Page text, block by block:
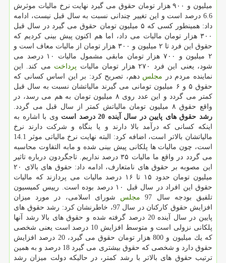
میلیون و ۹۰۰ هزار تومان حقوق می گیرد نهایت نرخ مالیات موثرش
6.6 درصد است و این تغییر چندانی نسبت به سال قبل نیست، ادامه
داد: همینطور كسی كه ۵ میلیون تومان حقوق می گیرد در سال قبل
۳۰۰ هزار تومان مالیات می داد، اما هم اكنون پیش بینی كردیم كه
حقوق این فرد تا ۲ میلیون و ۳۰۰ هزار تومان از مالیات معاف است و
۲ میلیون و ۷۰۰ هزار تومان مابقی مشمول مالیات ۱۰ درصد می
شود، یعنی این فرد ۲۷۰ هزار تومان مالیات
پرداخت می كند. این
نماینده مردم در مجلس دهم، تصریح كرد: بر این اساس كسانی كه
حقوق ۵ و ۶ میلیون تومانی می گیرند مالیاتشان نسبت به سال قبل
كمتر می گردد و این عدد روی ۸ میلیون تومان به هم می رسد، در
واقع حقوق ۸ میلیون تومان مالیاتش كمتر از سال قبل می گردد.
رشد حقوق های پایین در سال آینده 20 درصد است
وی با اشاره به
اینكه كسانی كه درآمد بالا دارند و یا بنگاه و شركت دارند نرخ
مالیاتشان بالاتر است، اضافه كرد: البته نهایت نرخ مالیاتی موثر 14.1
است، چون مالیات ها پلكانی پیش بینی شده و مابه التفاوت محاسبه
می گردد در واقع ما مالیات ۳۵ درصد نداریم. تاجگردون درباره تاثیر
این مصوبه بر حقوق های نامتعارف، ادامه داد: حقوق های بالای ۲۰
میلیون تومان حدود ۱۵ تا ۱۶ درصد مالیات می پردازند كه مالیات
حقوق این افراد در سال قبل ۱۰ درصد بوده است. رییس كمیسیون
تلفیق بودجه سال 97
مجلس شورای اسلامی، در مورد میزان
افزایش حقوق كاركنان در سال 97، خاطرنشان كرد: رشد حقوق های
پایین در سال آینده 20 درصد گرفته شده و حقوق های بالا رشد آنها
پلكانی نزولی است و متوسط افزایش 10 درصد است یعنی شخصی
كه یك میلیون و 800 هزار تومان حقوق می گیرد، 20 درصد افزایش
حقوق دارد و شخصی كه حقوق بیشتری می گیرد 18 درصد و به همین
ترتیب حقوق های بالاتر با رشد كمتر، در حالیكه دولت میزان رشد